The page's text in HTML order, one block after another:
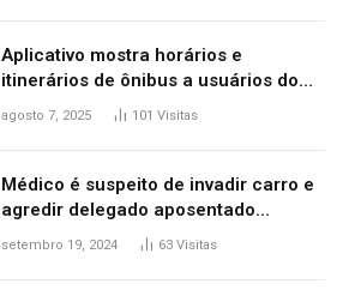
Aplicativo mostra horários e
itinerários de ônibus a usuários do
transporte público de Palmas; confira
agosto 7, 2025 101 Visitas
Médico é suspeito de invadir carro e
agredir delegado aposentado
durante confusão no trânsito
setembro 19, 2024 63 Visitas